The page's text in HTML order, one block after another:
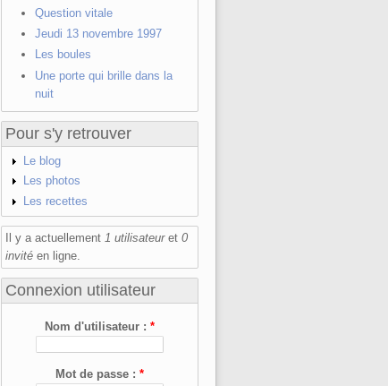
Question vitale
Jeudi 13 novembre 1997
Les boules
Une porte qui brille dans la
nuit
Pour s'y retrouver
Le blog
Les photos
Les recettes
Il y a actuellement1 utilisateuret0
invité en ligne.
Connexion utilisateur
Nom d'utilisateur :*
Mot de passe :*